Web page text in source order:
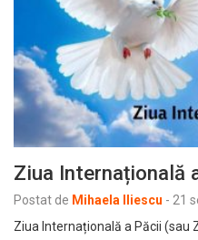
Ziua Internațională
Postat de Mihaela Iliescu - 21
Ziua Internațională a Păcii (sau